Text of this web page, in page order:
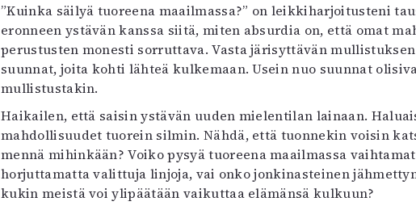
”Kuinka säilyä tuoreena maailmassa?” on leikkiharjoitusteni
eronneen ystävän kanssa siitä, miten absurdia on, että omat
perustusten monesti sorruttava. Vasta järisyttävän
suunnat, joita kohti lähteä kulkemaan. Usein nuo suunnat
mullistustakin.
Haikailen, että saisin ystävän uuden mielentilan lainaan.
mahdollisuudet tuorein silmin. Nähdä, että tuonnekin voisin
mennä mihinkään? Voiko pysyä tuoreena maailmassa
horjuttamatta valittuja linjoja, vai onko jonkinasteinen
kukin meistä voi ylipäätään vaikuttaa elämänsä kulkuun?